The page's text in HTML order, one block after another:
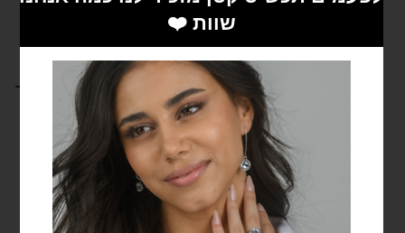
כפתור פונט קריא
כפתור איפוס המבטל את הנגישות
בסרגל הנגישות יש סוגים של הגדלות לנוחיותכם
אך
אם תרצו להגדיל עוד את האותיות תוכלו להשתמש
בפונקציות המקלדת הבאות:
מקש Ctrl + יגדיל את הטקסט באתר
מקש Ctrl – יקטין את הטקסט באתר
מקש Ctrl 0 יחזיר את האתר לגדלו המקורי